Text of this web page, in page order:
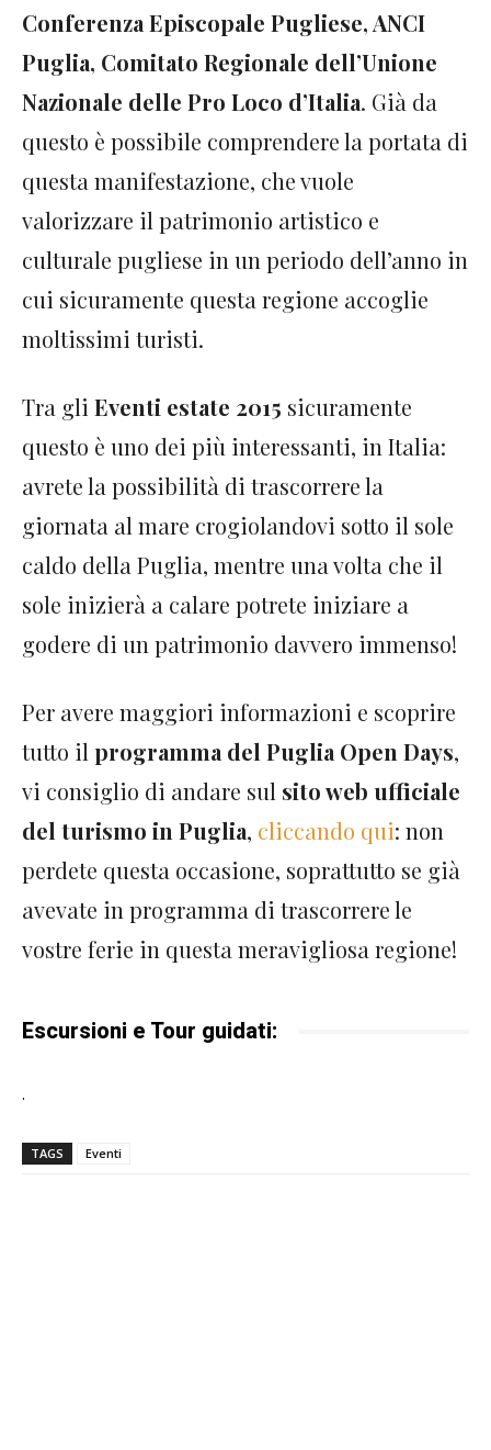
Conferenza Episcopale Pugliese, ANCI
Puglia, Comitato Regionale dell’Unione
Nazionale delle Pro Loco d’Italia. Già da
questo è possibile comprendere la portata di
questa manifestazione, che vuole
valorizzare il patrimonio artistico e
culturale pugliese in un periodo dell’anno in
cui sicuramente questa regione accoglie
moltissimi turisti.
Tra gli Eventi estate 2015 sicuramente
questo è uno dei più interessanti, in Italia:
avrete la possibilità di trascorrere la
giornata al mare crogiolandovi sotto il sole
caldo della Puglia, mentre una volta che il
sole inizierà a calare potrete iniziare a
godere di un patrimonio davvero immenso!
Per avere maggiori informazioni e scoprire
tutto ilprogramma del Puglia Open Days,
vi consiglio di andare sul sito web ufficiale
del turismo in Puglia, cliccando qui: non
perdete questa occasione, soprattutto se già
avevate in programma di trascorrere le
vostre ferie in questa meravigliosa regione!
Escursioni e Tour guidati:
.
TAGS Eventi